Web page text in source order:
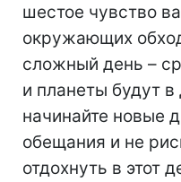
шестое чувство
окружающих
сложный день –
и планеты будут
начинайте новые
обещания и не
отдохнуть в этот